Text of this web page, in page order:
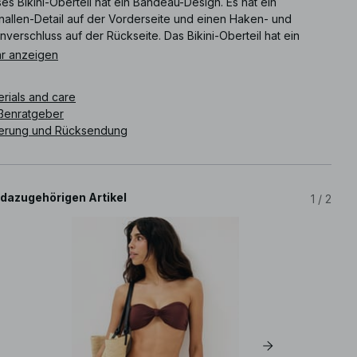
Detail auf der Vorderseite und einen Haken- und
auf der Rückseite. Das Bikini-Oberteil hat ein
Futter.
anzeigen
and care
und Rücksendung
Artikel 1 / 2